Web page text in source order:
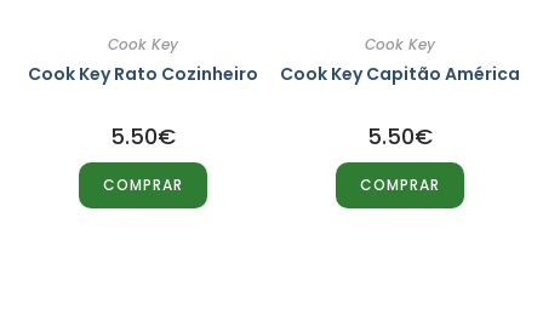
Cook Key
Cook Key Rato Cozinheiro
5.50€
COMPRAR
Cook Key
Cook Key Capitão América
5.50€
COMPRAR